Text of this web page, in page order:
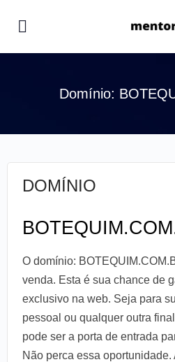
Domínio:
DOMÍNIO
O domínio:
venda. Esta é sua chance de
exclusivo na web. Seja para
pessoal ou qualquer outra
pode ser a porta de entrada
Não perca essa